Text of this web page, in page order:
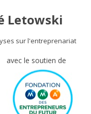
Letowski
sur l'entreprenariat
avec le soutien de